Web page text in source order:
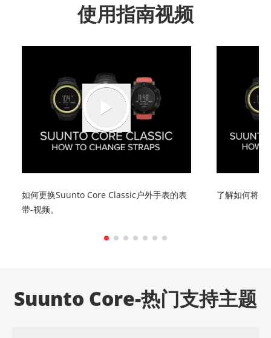
使用指南视频
如何更换Suunto Core Classic户外手表的表
带-视频。
了解如何将
Suunto Core-热门支持主题